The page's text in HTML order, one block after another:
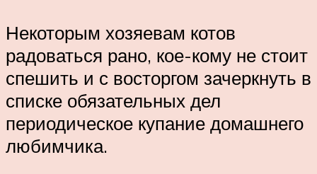
Некоторым хозяевам котов
радоваться рано, кое-кому не стоит
спешить и с восторгом зачеркнуть в
списке обязательных дел
периодическое купание домашнего
любимчика.